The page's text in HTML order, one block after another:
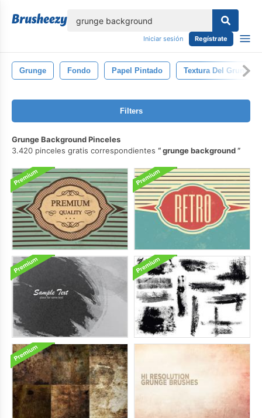
Iniciar sesión Regístrate
Grunge Fondo Papel Pintado Textura Del Grunge
Filters
Grunge Background Pinceles
3.420 pinceles gratis correspondientes
grunge background